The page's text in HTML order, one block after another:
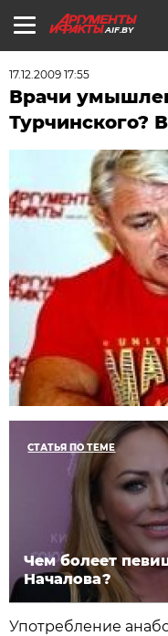
AIF.BY
17.12.2009 17:55
Врачи
Турчинского?
СТАТЬЯ ПО ТЕМЕ
Чем болеет
Началова?
Употребление